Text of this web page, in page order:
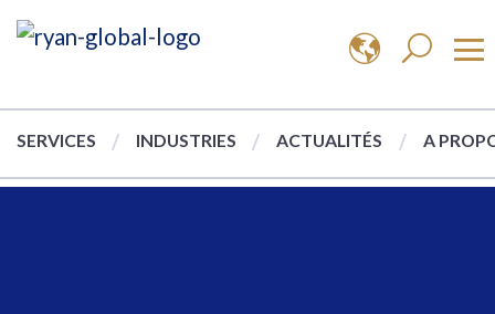
SERVICES INDUSTRIES ACTUALITÉS A